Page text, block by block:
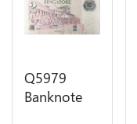
Q5979
Banknote